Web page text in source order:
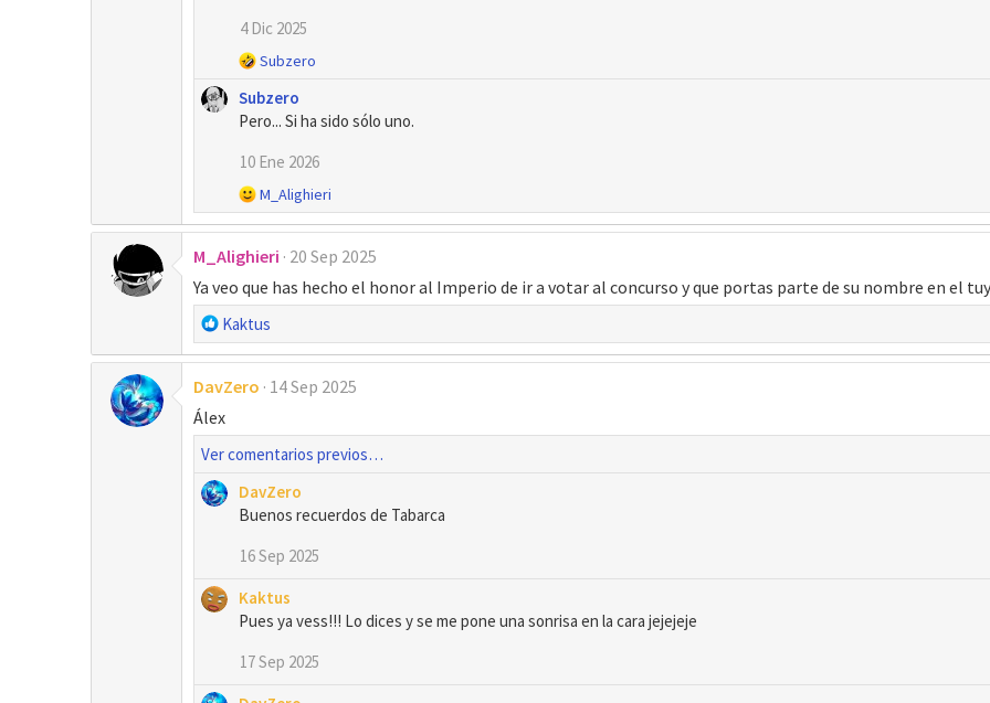
4 Dic 2025
R
a
c
i
o
n
e
Subzero
Subzero
Pero... Si ha sido sólo uno.
10 Ene 2026
R
e
a
c
i
o
n
e
s
M_Alighieri
M_Alighieri 20 Sep 2025
Ya veo que has hecho el honor al Imperio de ir a votar al concurso y que portas parte de su nombre en el
R
e
a
c
c
i
o
n
e
Kaktus
DavZero 14 Sep 2025
Álex
Ver comentarios previos…
DavZero
Buenos recuerdos de Tabarca
16 Sep 2025
Kaktus
Pues ya vess!!! Lo dices y se me pone una sonrisa en la cara jejejeje
17 Sep 2025